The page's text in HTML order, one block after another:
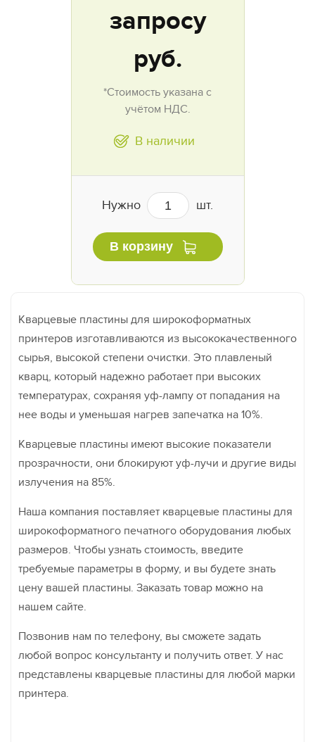
запросу
руб.
*Стоимость указана с
учётом НДС.
В наличии
Нужно шт.
В корзину
Кварцевые пластины для широкоформатных
принтеров изготавливаются из высококачественного
сырья, высокой степени очистки. Это плавленый
кварц, который надежно работает при высоких
температурах, сохраняя уф-лампу от попадания на
нее воды и уменьшая нагрев запечатка на 10%.
Кварцевые пластины имеют высокие показатели
прозрачности, они блокируют уф-лучи и другие виды
излучения на 85%.
Наша компания поставляет кварцевые пластины для
широкоформатного печатного оборудования любых
размеров. Чтобы узнать стоимость, введите
требуемые параметры в форму, и вы будете знать
цену вашей пластины. Заказать товар можно на
нашем сайте.
Позвонив нам по телефону, вы сможете задать
любой вопрос консультанту и получить ответ. У нас
представлены кварцевые пластины для любой марки
принтера.